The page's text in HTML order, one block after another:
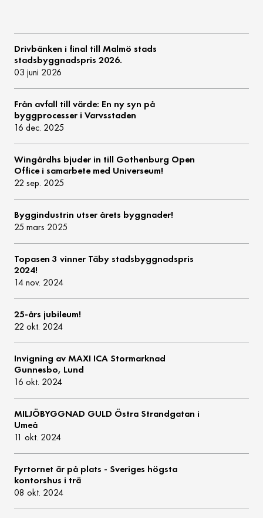
Drivbänken i final till Malmö stads
stadsbyggnadspris 2026.
03 juni 2026
Från avfall till värde: En ny syn på
byggprocesser i Varvsstaden
16 dec. 2025
Wingårdhs bjuder in till Gothenburg Open
Office i samarbete med Universeum!
22 sep. 2025
Byggindustrin utser årets byggnader!
25 mars 2025
Topasen 3 vinner Täby stadsbyggnadspris
2024!
14 nov. 2024
25-års jubileum!
22 okt. 2024
Invigning av MAXI ICA Stormarknad
Gunnesbo, Lund
16 okt. 2024
MILJÖBYGGNAD GULD Östra Strandgatan i
Umeå
11 okt. 2024
Fyrtornet är på plats - Sveriges högsta
kontorshus i trä
08 okt. 2024